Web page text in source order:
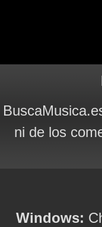
ni de los
Windows: